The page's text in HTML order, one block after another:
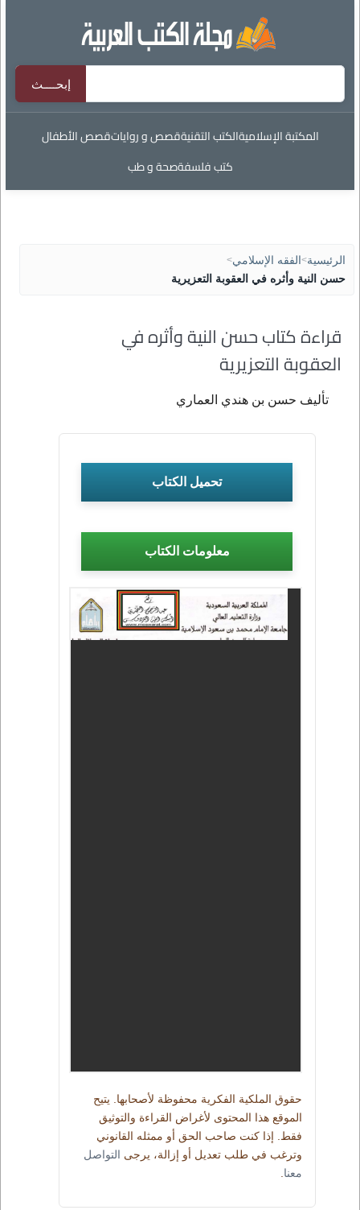
المكتبة الإسلاميةالكتب التقنيةقصص و رواياتقصص الأطفال
كتب فلسفةصحة و طب
الرئيسية> الفقه الإسلامي>
حسن النية وأثره في العقوبة التعزيرية
قراءة كتاب حسن النية وأثره في
العقوبة التعزيرية
تأليف حسن بن هندي العماري
تحميل الكتاب
معلومات الكتاب
حقوق الملكية الفكرية محفوظة لأصحابها. يتيح
الموقع هذا المحتوى لأغراض القراءة والتوثيق
فقط. إذا كنت صاحب الحق أو ممثله القانوني
وترغب في طلب تعديل أو إزالة، يرجى التواصل
معنا